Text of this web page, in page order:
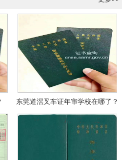
东莞道滘叉车证年审学校在哪了？